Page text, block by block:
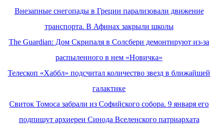
Внезапные снегопады в Греции парализовали движение
транспорта. В Афинах закрыли школы
The Guardian: Дом Скрипаля в Солсбери демонтируют из-за
распыленного в нем «Новичка»
Телескоп «Хаббл» подсчитал количество звезд в ближайшей
галактике
Свиток Томоса забрали из Софийского собора. 9 января его
подпишут архиереи Синода Вселенского патриархата